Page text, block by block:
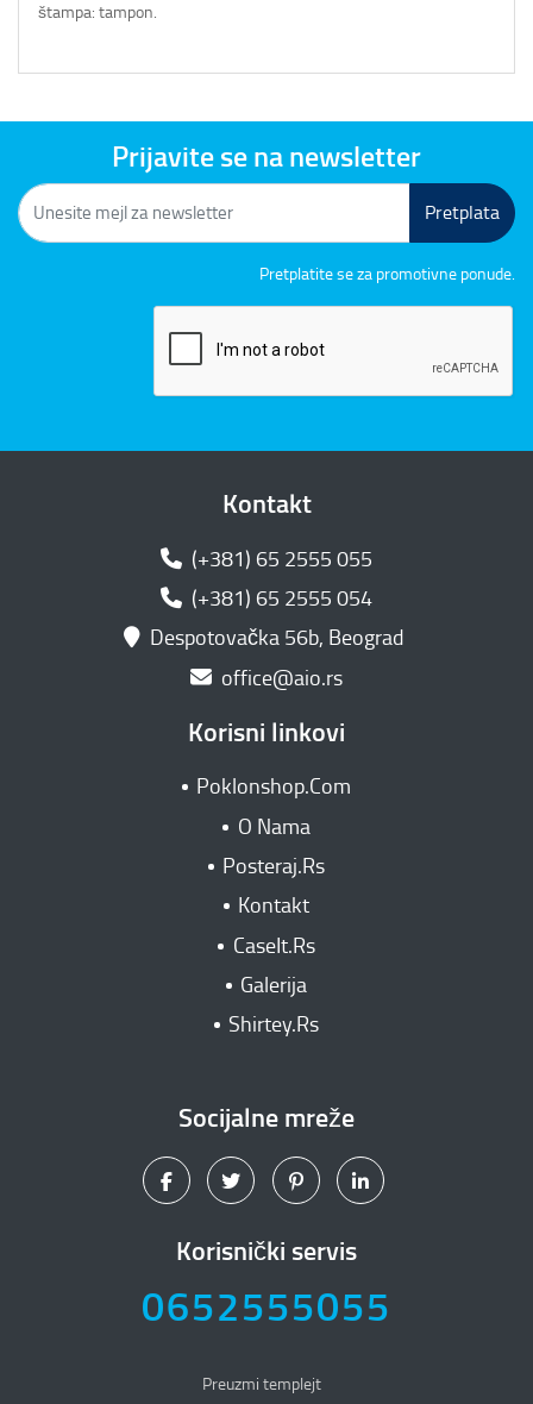
štampa: tampon.
Prijavite se na newsletter
Pretplata
Pretplatite se za promotivne ponude.
Kontakt
(+381) 65 2555 055
(+381) 65 2555 054
Despotovačka 56b, Beograd
office@aio.rs
Korisni linkovi
Poklonshop.Com
O Nama
Posteraj.Rs
Kontakt
CaseIt.Rs
Galerija
Shirtey.Rs
Socijalne mreže
Korisnički servis
0652555055
Preuzmi templejt